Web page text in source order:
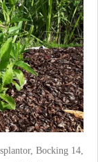
Bocking 14,